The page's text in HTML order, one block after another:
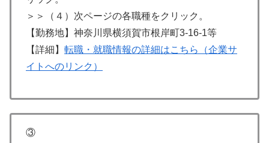
＞＞（４）次ページの各職種をクリック。
【勤務地】神奈川県横須賀市根岸町3-16-1等
【詳細】 転職・就職情報の詳細はこちら（企業サ
イトへのリンク）
③